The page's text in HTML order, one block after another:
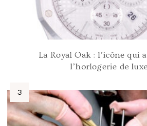
La Royal Oak : l’icône qui
l’horlogerie de luxe